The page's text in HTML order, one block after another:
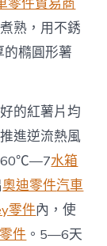
家
發
展
門
熟，用不銹
橢圓形薯
的紅薯片均
進逆流熱風
60℃—7水箱
奧迪零件汽車
零件內，使
件 。5—6天